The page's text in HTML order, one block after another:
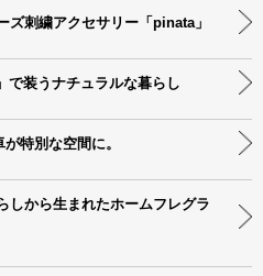
ズ刺繍アクセサリー「pinata」
で装うナチュラルな暮らし
特別な空間に。
しから生まれたホームフレグラ